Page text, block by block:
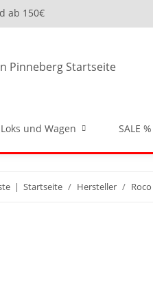
ab 150€
Loks und Wagen SALE %
Startseite Hersteller Roco